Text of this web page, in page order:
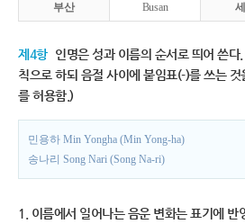
부산 Busan
제4항 인명은 성과 이름의 순서로 띄어 쓴다
칙으로 하되 음절 사이에 붙임표(-)를 쓰는 것
를 허용함.)
민용하 Min Yongha (Min Yong-ha)
송나리 Song Nari (Song Na-ri)
1. 이름에서 일어나는 음운 변화는 표기에 반